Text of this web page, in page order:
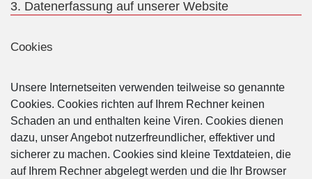
3. Datenerfassung auf unserer Website
Cookies
Unsere Internetseiten verwenden teilweise so genannte
Cookies. Cookies richten auf Ihrem Rechner keinen
Schaden an und enthalten keine Viren. Cookies dienen
dazu, unser Angebot nutzerfreundlicher, effektiver und
sicherer zu machen. Cookies sind kleine Textdateien, die
auf Ihrem Rechner abgelegt werden und die Ihr Browser